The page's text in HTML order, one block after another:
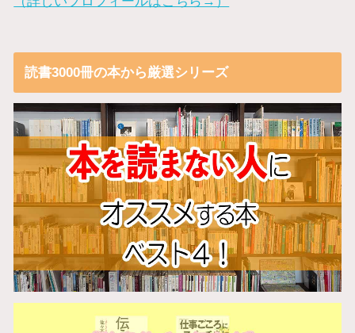
読書3000冊の本から厳選シリーズ